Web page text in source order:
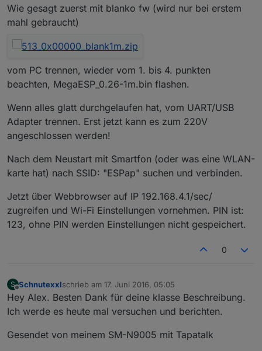
Wie gesagt zuerst mit blanko fw (wird nur bei erstem
mahl gebraucht)
vom PC trennen, wieder vom 1. bis 4. punkten
beachten, MegaESP_0.26-1m.bin flashen.
Wenn alles glatt durchgelaufen hat, vom UART/USB
Adapter trennen. Erst jetzt kann es zum 220V
angeschlossen werden!
Nach dem Neustart mit Smartfon (oder was eine WLAN-
karte hat) nach SSID: "ESPap" suchen und verbinden.
Jetzt über Webbrowser auf IP 192.168.4.1/sec/
zugreifen und Wi-Fi Einstellungen vornehmen. PIN ist:
123, ohne PIN werden Einstellungen nicht gespeichert.
0
S
Offline
Schnutexxlschrieb am 17. Juni 2016, 05:05
zuletzt editiert von
Hey Alex. Besten Dank für deine klasse Beschreibung.
Ich werde es heute mal versuchen und berichten.
Gesendet von meinem SM-N9005 mit Tapatalk